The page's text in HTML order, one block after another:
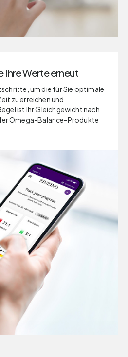
Ihre Werte erneut
um die für Sie optimale
zu erreichen und
ist Ihr Gleichgewicht nach
Omega-Balance-Produkte